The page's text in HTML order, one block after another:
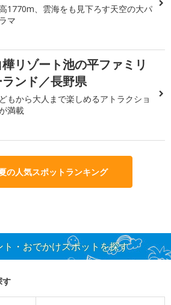
1770m、雲海をも見下ろす天空の大パ
マ
リゾート池の平ファミリ
ランド／長野県
もから大人まで楽しめるアトラクショ
満載
の人気スポットランキング
・おでかけスポットを探す
す